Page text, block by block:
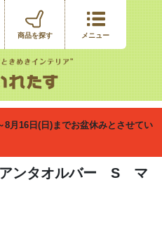
8月16日(日)までお盆休みとさせてい
アンタオルバー S マ